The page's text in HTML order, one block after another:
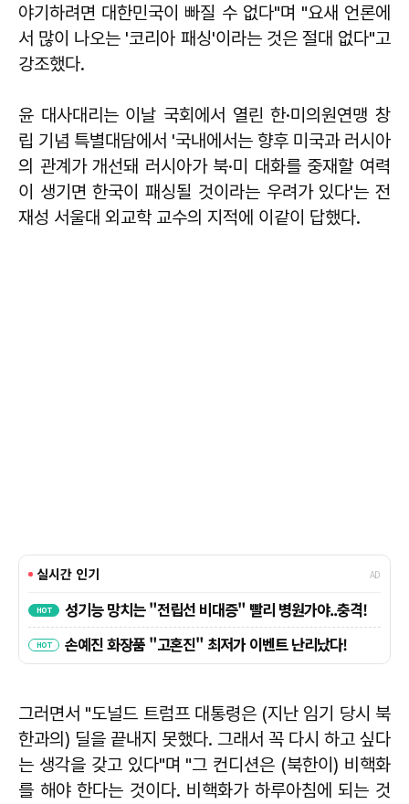
야기하려면 대한민국이 빠질 수 없다"며 "요새 언론에
서 많이 나오는 '코리아 패싱'이라는 것은 절대 없다"고
강조했다.
윤 대사대리는 이날 국회에서 열린 한·미의원연맹 창
립 기념 특별대담에서 '국내에서는 향후 미국과 러시아
의 관계가 개선돼 러시아가 북·미 대화를 중재할 여력
이 생기면 한국이 패싱될 것이라는 우려가 있다'는 전
재성 서울대 외교학 교수의 지적에 이같이 답했다.
그러면서 "도널드 트럼프 대통령은 (지난 임기 당시 북
한과의) 딜을 끝내지 못했다. 그래서 꼭 다시 하고 싶다
는 생각을 갖고 있다"며 "그 컨디션은 (북한이) 비핵화
를 해야 한다는 것이다. 비핵화가 하루아침에 되는 것